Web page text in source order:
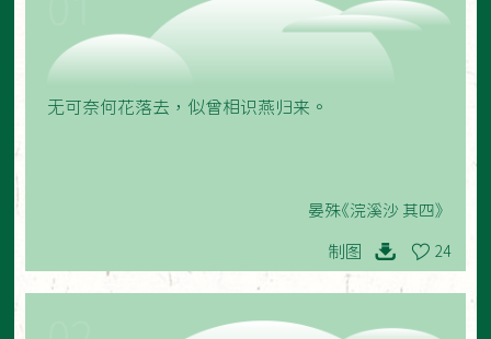
无可奈何花落去，似曾相识燕归来。
晏殊《浣溪沙 其四》
制图 24